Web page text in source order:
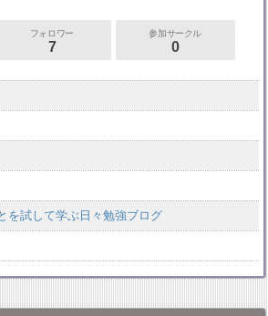
フォロワー
7
参加サークル
0
を試して学ぶ日々勉強ブログ